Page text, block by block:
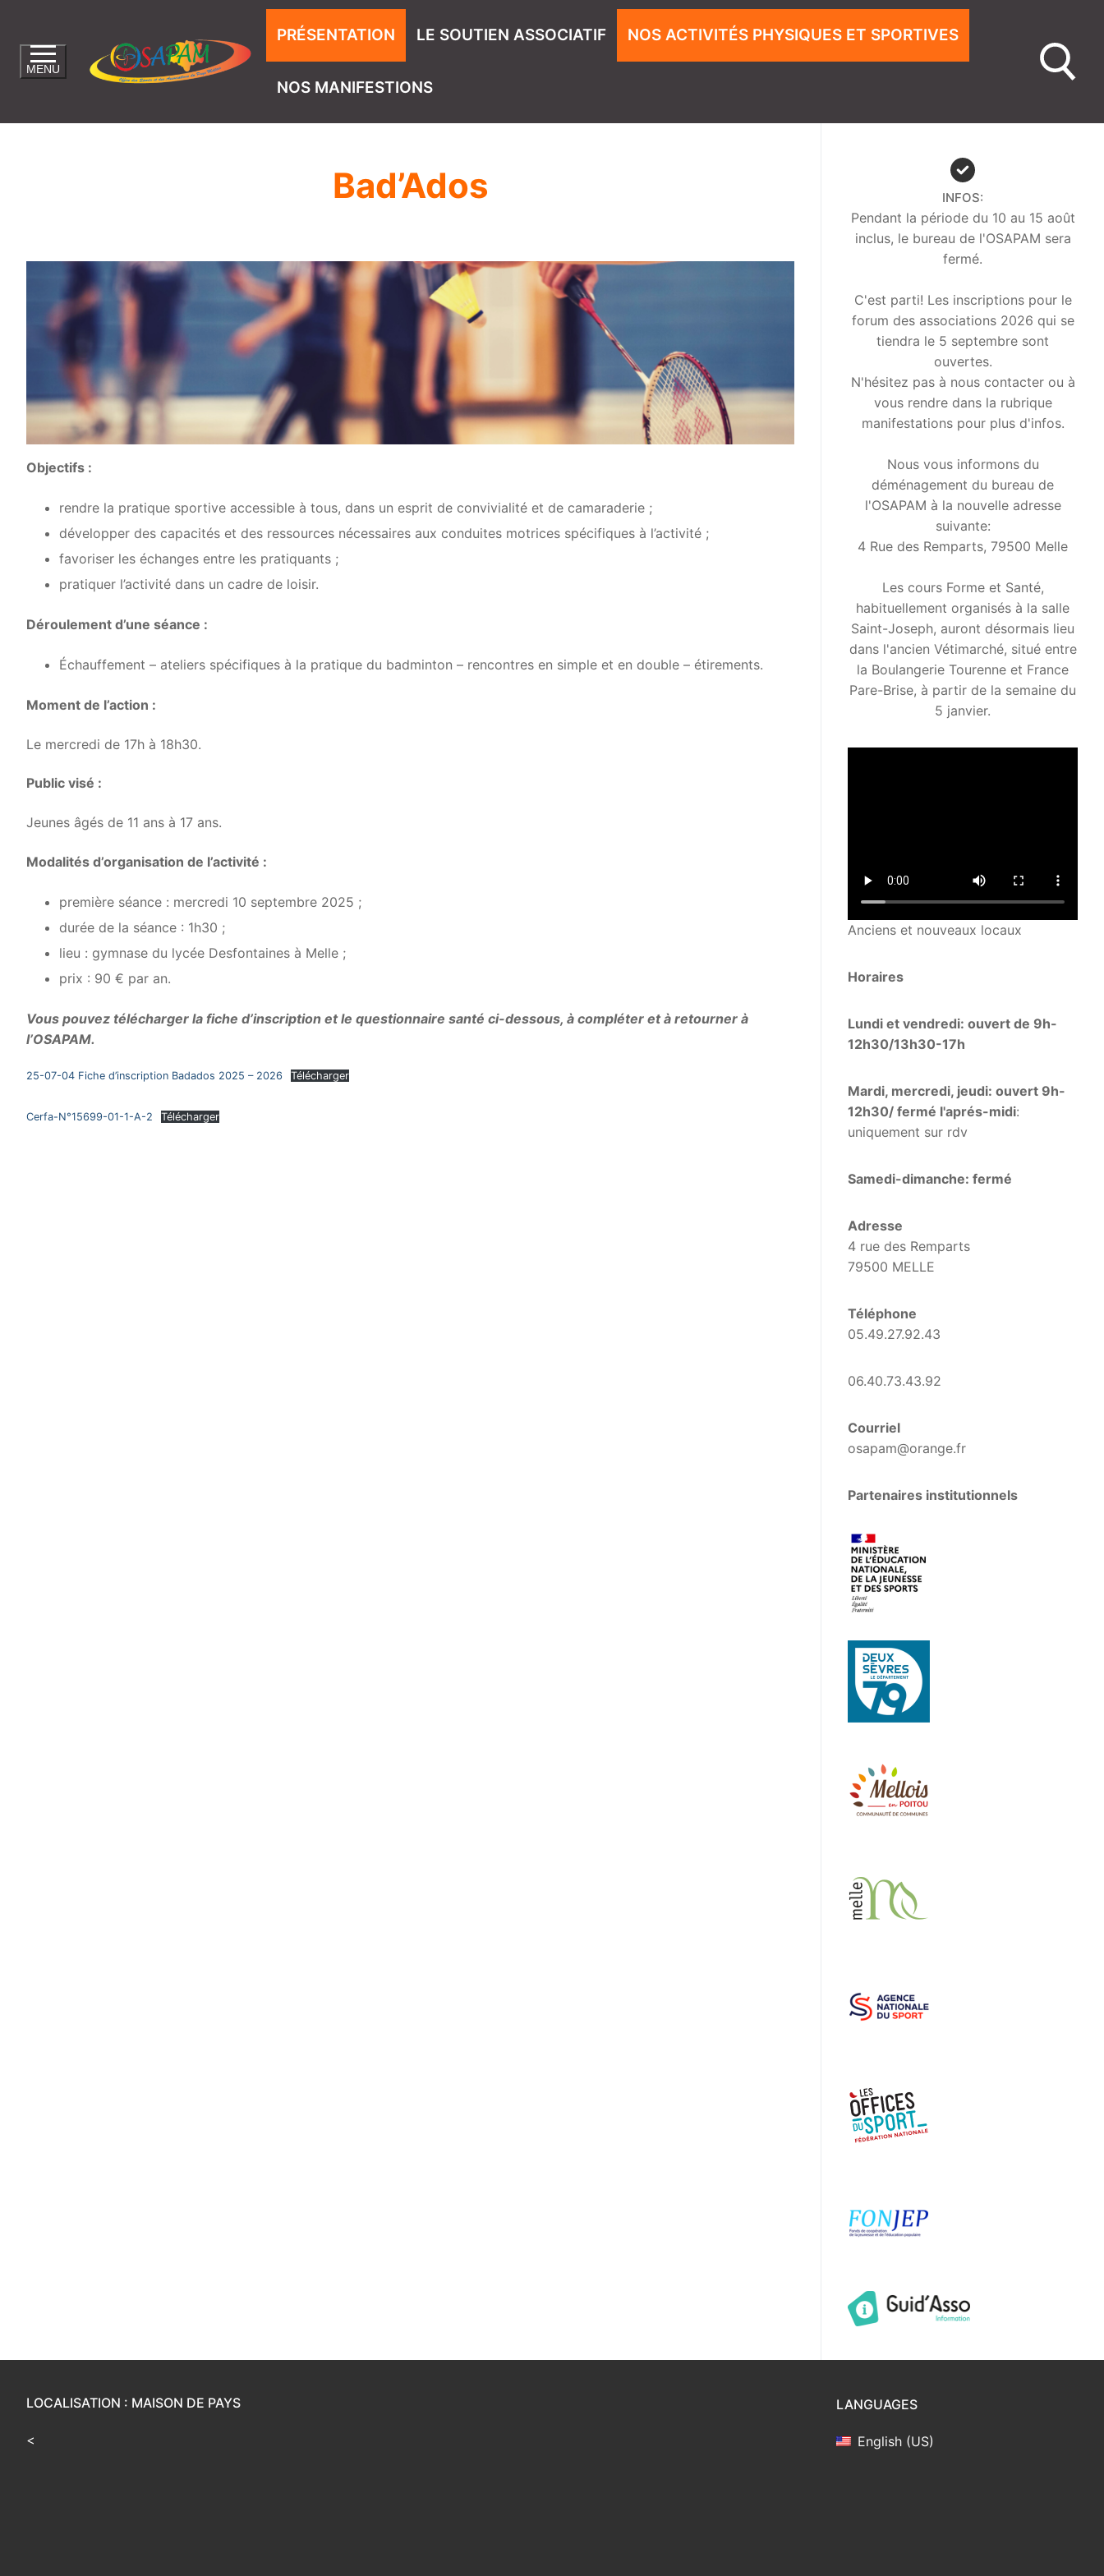
MENU
PRÉSENTATION LE SOUTIEN ASSOCIATIF NOS ACTIVITÉS PHYSIQUES ET SPORTIVES
NOS MANIFESTIONS
Bad’Ados
Objectifs :
rendre la pratique sportive accessible à tous, dans un esprit de convivialité et de camaraderie ;
développer des capacités et des ressources nécessaires aux conduites motrices spécifiques à l’activité ;
favoriser les échanges entre les pratiquants ;
pratiquer l’activité dans un cadre de loisir.
Déroulement d’une séance :
Échauffement – ateliers spécifiques à la pratique du badminton – rencontres en simple et en double – étirements.
Moment de l’action :
Le mercredi de 17h à 18h30.
Public visé :
Jeunes âgés de 11 ans à 17 ans.
Modalités d’organisation de l’activité :
première séance : mercredi 10 septembre 2025 ;
durée de la séance : 1h30 ;
lieu : gymnase du lycée Desfontaines à Melle ;
prix : 90 € par an.
Vous pouvez télécharger la fiche d’inscription et le questionnaire santé ci-dessous, à compléter et à retourner à
l’OSAPAM.
25-07-04 Fiche d’inscription Badados 2025 – 2026 Télécharger
Cerfa-N°15699-01-1-A-2 Télécharger
INFOS:
Pendant la période du 10 au 15 août
inclus, le bureau de l'OSAPAM sera
fermé.
C'est parti! Les inscriptions pour le
forum des associations 2026 qui se
tiendra le 5 septembre sont
ouvertes.
N'hésitez pas à nous contacter ou à
vous rendre dans la rubrique
manifestations pour plus d'infos.
Nous vous informons du
déménagement du bureau de
l'OSAPAM à la nouvelle adresse
suivante:
4 Rue des Remparts, 79500 Melle
Les cours Forme et Santé,
habituellement organisés à la salle
Saint-Joseph, auront désormais lieu
dans l'ancien Vétimarché, situé entre
la Boulangerie Tourenne et France
Pare-Brise, à partir de la semaine du
5 janvier.
Anciens et nouveaux locaux
Horaires
Lundi et vendredi: ouvert de 9h-
12h30/13h30-17h
Mardi, mercredi, jeudi: ouvert 9h-
12h30/ fermé l'aprés-midi:
uniquement sur rdv
Samedi-dimanche: fermé
Adresse
4 rue des Remparts
79500 MELLE
Téléphone
05.49.27.92.43
06.40.73.43.92
Courriel
osapam@orange.fr
Partenaires institutionnels
LOCALISATION : MAISON DE PAYS
<
LANGUAGES
English (US)